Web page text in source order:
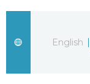
English